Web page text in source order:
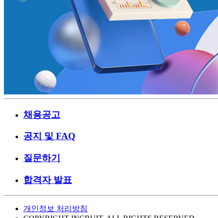
채용공고
공지 및 FAQ
질문하기
합격자 발표
개인정보 처리방침